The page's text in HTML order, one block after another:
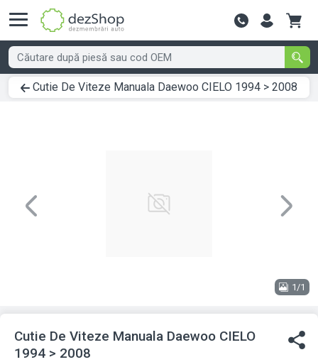
Contactează-
Cutie De Viteze Manuala Daewoo CIELO 1994 > 2008
Previous Next
1/1
Cutie De Viteze Manuala Daewoo CIELO
1994 > 2008